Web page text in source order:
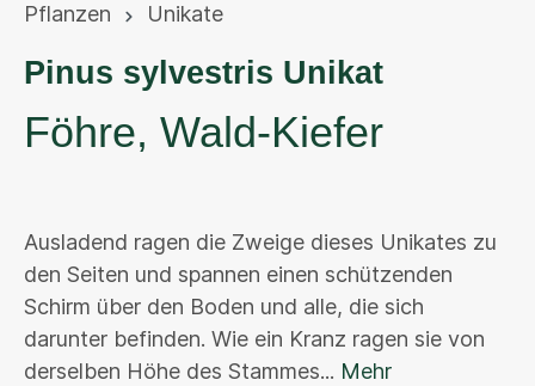
Pflanzen Unikate
Pinus sylvestris Unikat
Föhre, Wald-Kiefer
Ausladend ragen die Zweige dieses Unikates zu
den Seiten und spannen einen schützenden
Schirm über den Boden und alle, die sich
darunter befinden. Wie ein Kranz ragen sie von
derselben Höhe des Stammes... Mehr